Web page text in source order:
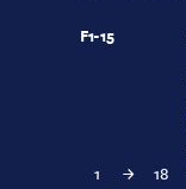
F1-15
1 → 18